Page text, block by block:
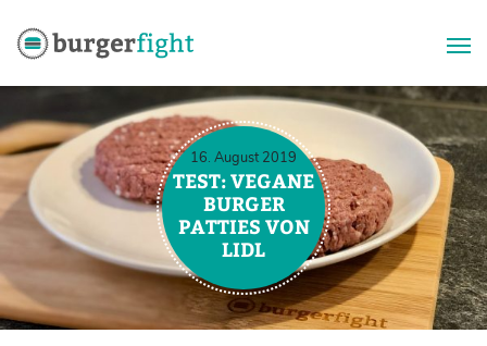
Inhalt
springen
16. August 2019
TEST: VEGANE
BURGER
PATTIES VON
LIDL